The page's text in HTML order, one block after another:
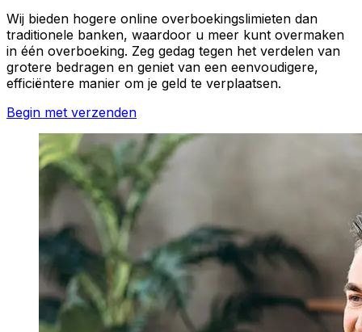
Wij bieden hogere online overboekingslimieten dan
traditionele banken, waardoor u meer kunt overmaken
in één overboeking. Zeg gedag tegen het verdelen van
grotere bedragen en geniet van een eenvoudigere,
efficiëntere manier om je geld te verplaatsen.
Begin met verzenden